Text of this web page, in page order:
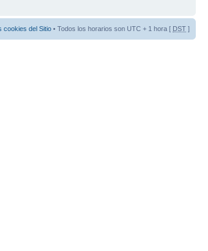
cookies del Sitio • Todos los horarios son UTC + 1 hora [ DST ]